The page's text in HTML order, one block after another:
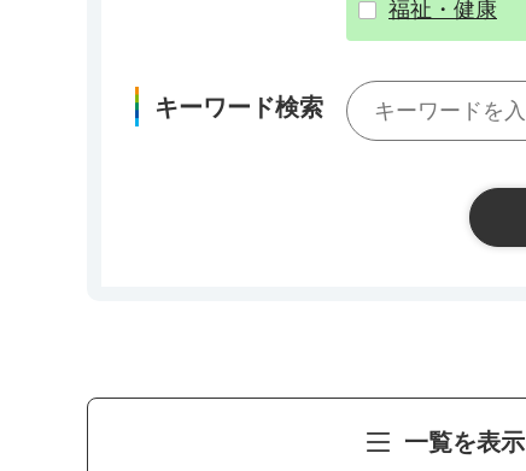
福祉・健康
キーワード検索
一覧を表示